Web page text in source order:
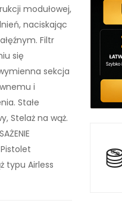
modułowej,
naciskając
Filtr
się
sekcja
i
Stałe
Stelaż na wąż.
typu Airless